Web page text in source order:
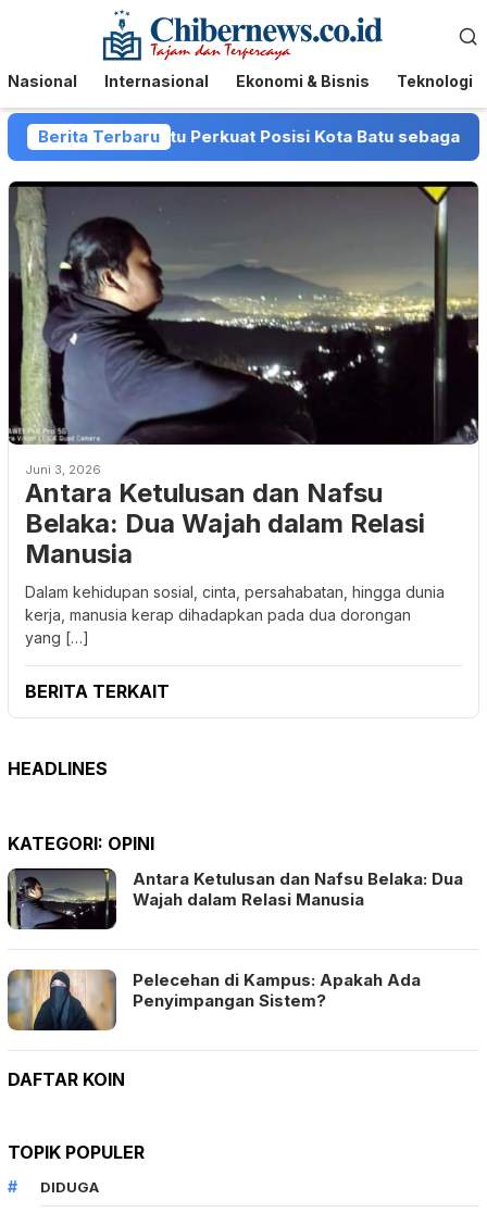
Menu
Mobile
Nasional Internasional Ekonomi & Bisnis Teknologi
Berita Terbaru
Pemkot Batu Perkuat Posisi Kota Batu sebagai
Juni 3, 2026
Antara Ketulusan dan Nafsu
Belaka: Dua Wajah dalam Relasi
Manusia
Dalam kehidupan sosial, cinta, persahabatan, hingga dunia
kerja, manusia kerap dihadapkan pada dua dorongan
yang […]
BERITA TERKAIT
HEADLINES
KATEGORI: OPINI
Antara Ketulusan dan Nafsu Belaka: Dua
Wajah dalam Relasi Manusia
Pelecehan di Kampus: Apakah Ada
Penyimpangan Sistem?
DAFTAR KOIN
TOPIK POPULER
DIDUGA